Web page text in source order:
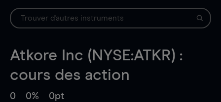
Atkore Inc (NYSE:ATKR) :
cours des action
0 0% 0pt